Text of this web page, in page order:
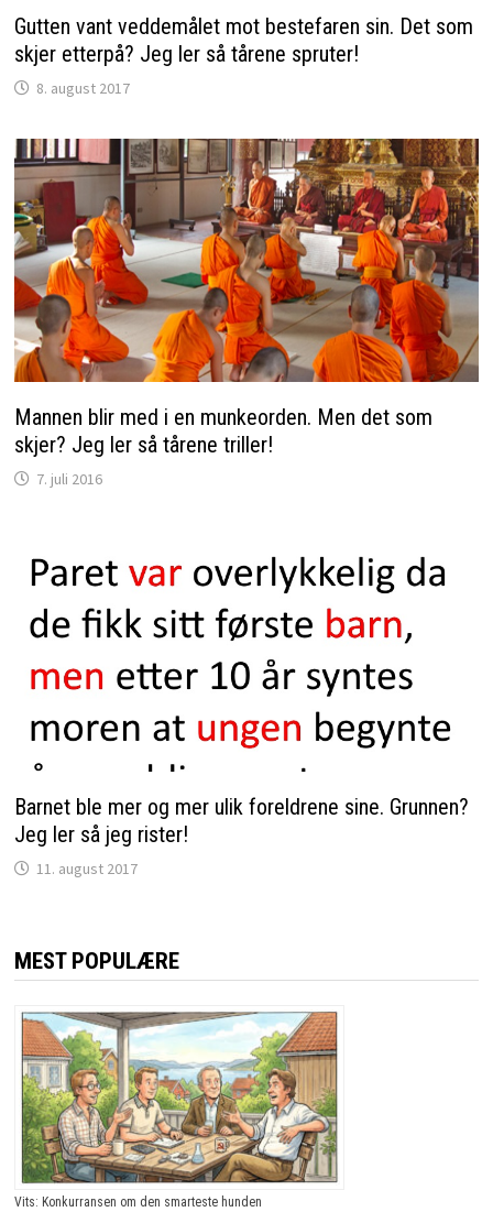
Gutten vant veddemålet mot bestefaren sin. Det som
skjer etterpå? Jeg ler så tårene spruter!
8. august 2017
Mannen blir med i en munkeorden. Men det som
skjer? Jeg ler så tårene triller!
7. juli 2016
Barnet ble mer og mer ulik foreldrene sine. Grunnen?
Jeg ler så jeg rister!
11. august 2017
MEST POPULÆRE
Vits: Konkurransen om den smarteste hunden